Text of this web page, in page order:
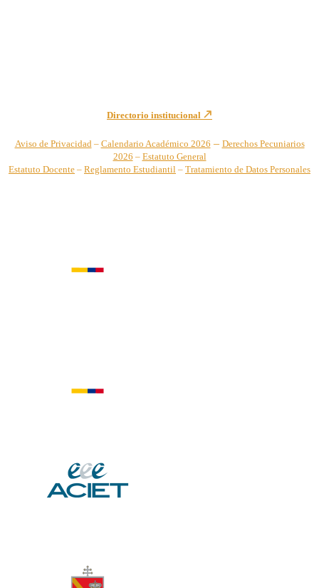
Directorio institucional
Aviso de Privacidad – Calendario Académico 2026 – Derechos Pecuniarios
2026 – Estatuto General
Estatuto Docente – Reglamento Estudiantil – Tratamiento de Datos Personales